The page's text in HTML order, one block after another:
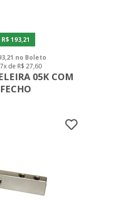
R$ 193,21
no Boleto
de R$ 27,60
05K COM
FECHO